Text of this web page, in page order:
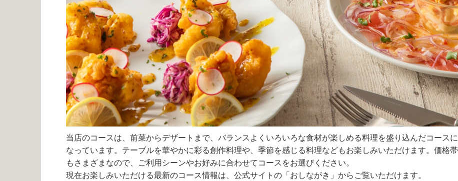
当店のコースは、前菜からデザートまで、バランスよくいろいろな食材が楽しめる料理を盛り込んだコースに
なっています。テーブルを華やかに彩る創作料理や、季節を感じる料理などもお楽しみいただけます。価格帯
もさまざまなので、ご利用シーンやお好みに合わせてコースをお選びください。
現在お楽しみいただける最新のコース情報は、公式サイトの「おしながき」からご覧いただけます。